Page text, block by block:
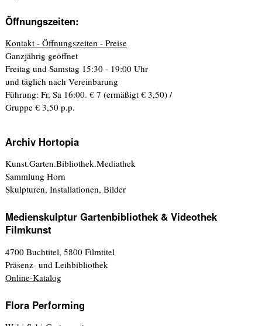
Öffnungszeiten:
Kontakt - Öffnungszeiten - Preise
Ganzjährig geöffnet
Freitag und Samstag 15:30 - 19:00 Uhr
und täglich nach Vereinbarung
Führung: Fr, Sa 16:00. € 7 (ermäßigt € 3,50) /
Gruppe € 3,50 p.p.
Archiv Hortopia
Kunst.Garten.Bibliothek.Mediathek
Sammlung Horn
Skulpturen, Installationen, Bilder
Medienskulptur Gartenbibliothek & Videothek
Filmkunst
4700 Buchtitel, 5800 Filmtitel
Präsenz- und Leihbibliothek
Online-Katalog
Flora Performing